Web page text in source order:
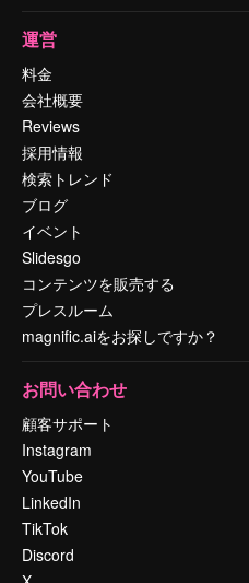
運営
料金
会社概要
Reviews
採用情報
検索トレンド
ブログ
イベント
Slidesgo
コンテンツを販売する
プレスルーム
magnific.aiをお探しですか？
お問い合わせ
顧客サポート
Instagram
YouTube
LinkedIn
TikTok
Discord